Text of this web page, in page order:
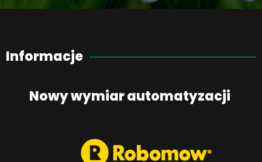
Informacje
Nowy wymiar automatyzacji